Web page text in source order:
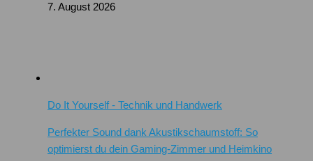
7. August 2026
Do It Yourself - Technik und Handwerk
Perfekter Sound dank Akustikschaumstoff: So
optimierst du dein Gaming-Zimmer und Heimkino